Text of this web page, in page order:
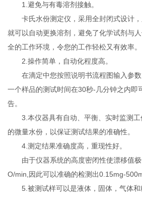
1.避免与有毒溶剂接触。
卡氏水份测定仪，采用全封闭式设计，
就可以自动更换溶剂，避免了化学试剂与
全的工作环境，令您的工作轻松又有效率。
2.操作简单，自动化程度高。
在滴定中您按照说明书流程图输入参数
一个样品的测试时间在30秒-几分钟之内即
告。
3.本仪器具有自动、平衡、实时监测工
的微量水份，以保证测试结果的准确性。
4.测定结果准确度高，重现性好。
由于仪器系统的高度密闭性使漂移值极
O/min,因此可以准确的检测出0.15mg-
5.被测试样可以是液体，固体，气体和